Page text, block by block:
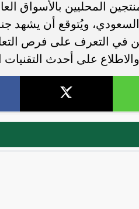
المحليين بالأسواق
ويُتوقع أن يشهد
في التعرف على فرص
على أحدث التقنيات